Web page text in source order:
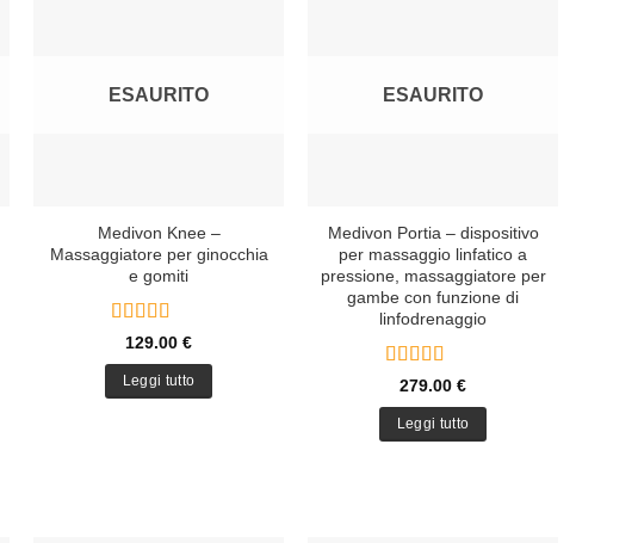
ESAURITO
Medivon Knee –
Massaggiatore per ginocchia
e gomiti
Valutato5
129.00 €
Leggi tutto
ESAURITO
Medivon Portia – dispositivo
per massaggio linfatico a
pressione, massaggiatore per
gambe con funzione di
linfodrenaggio
Valutato5
279.00 €
Leggi tutto